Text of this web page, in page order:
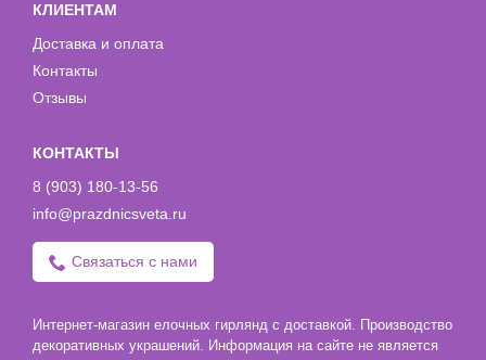
КЛИЕНТАМ
Доставка и оплата
Контакты
Отзывы
КОНТАКТЫ
8 (903) 180-13-56
info@prazdnicsveta.ru
Связаться с нами
Интернет-магазин елочных гирлянд с доставкой. Производство
декоративных украшений. Информация на сайте не является